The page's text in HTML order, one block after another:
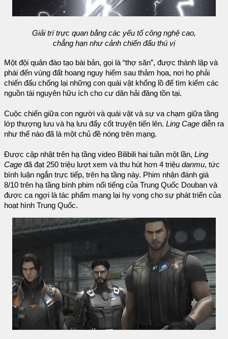
Giải trí trực quan bằng các yếu tố công nghệ cao,
chẳng hạn như cảnh chiến đấu thú vị
Một đội quân đào tạo bài bản, gọi là “thợ săn”, được thành lập và
phái đến vùng đất hoang nguy hiểm sau thảm họa, nơi họ phải
chiến đấu chống lại những con quái vật khổng lồ để tìm kiếm các
nguồn tài nguyên hữu ích cho cư dân hải đăng tồn tại.
Cuộc chiến giữa con người và quái vật và sự va chạm giữa tầng
lớp thượng lưu và hạ lưu đẩy cốt truyện tiến lên. Ling Cage diễn ra
như thế nào đã là một chủ đề nóng trên mạng.
Được cập nhật trên hạ tầng video Bilibili hai tuần một lần, Ling
Cage đã đạt 250 triệu lượt xem và thu hút hơn 4 triệu danmu, tức
bình luận ngắn trực tiếp, trên hạ tầng này. Phim nhận đánh giá
8/10 trên hạ tầng bình phim nổi tiếng của Trung Quốc Douban và
được ca ngợi là tác phẩm mang lại hy vọng cho sự phát triển của
hoạt hình Trung Quốc.